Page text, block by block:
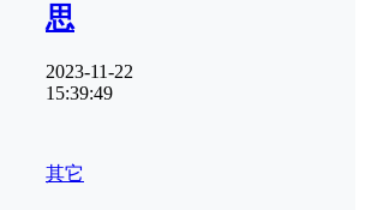
思
2023-11-22
15:39:49
其它